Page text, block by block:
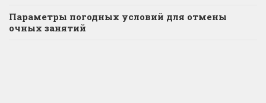
Параметры погодных условий для отмены
очных занятий